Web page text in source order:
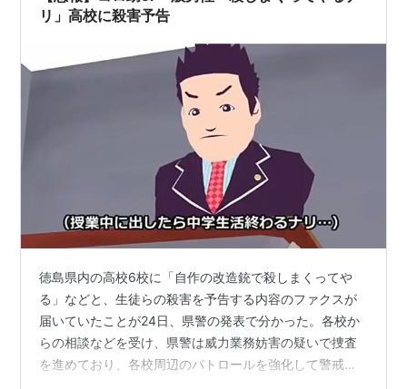
リ」高校に殺害予告
徳島県内の高校6校に「自作の改造銃で殺しまくってや
る」などと、生徒らの殺害を予告する内容のファクスが
届いていたことが24日、県警の発表で分かった。各校か
らの相談などを受け、県警は威力業務妨害の疑いで捜査
を進めており、各校周辺のパトロールを強化して警戒し